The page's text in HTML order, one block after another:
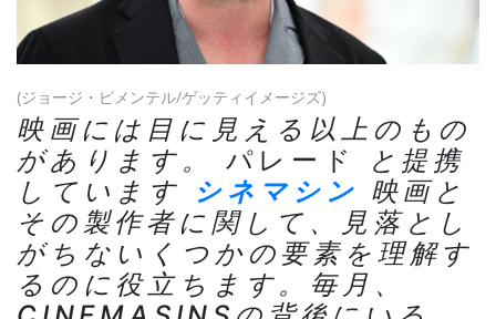
(ジョージ・ピメンテル/ゲッティイメージズ)
映画には目に見える以上のもの
があります。
パレード
と提携
しています
シネマシン 映画と
その製作者に関して、見落とし
がちないくつかの要素を理解す
るのに役立ちます。毎月、